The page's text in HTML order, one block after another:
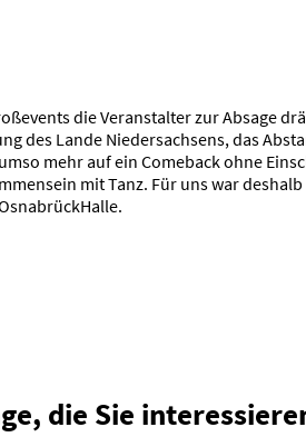
die Veranstalter zur Absage
des Lande Niedersachsens, das
mehr auf ein Comeback ohne
mit Tanz. Für uns war
die Sie